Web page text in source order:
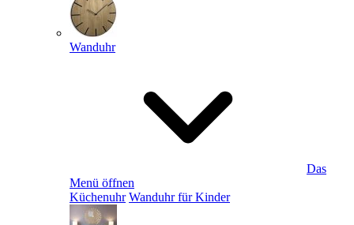
Wanduhr
Das
Menü öffnen
Küchenuhr Wanduhr für Kinder